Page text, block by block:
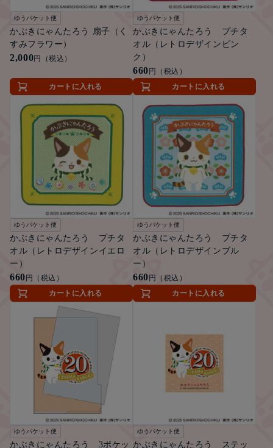
ゆうパケット便
かぶきにゃんたろう 扇子（く
すみフラワー）
2,000円（税込）
カートに入れる
ゆうパケット便
かぶきにゃんたろう プチタ
オル（レトロデザインピン
ク）
660 円（税込）
カートに入れる
ゆうパケット便
かぶきにゃんたろう プチタ
オル（レトロデザインイエロ
ー）
660 円（税込）
カートに入れる
ゆうパケット便
かぶきにゃんたろう プチタ
オル（レトロデザインブル
ー）
660 円（税込）
カートに入れる
ゆうパケット便
かぶきにゃんたろう 3ポケッ
ゆうパケット便
かぶきにゃんたろう ステッ